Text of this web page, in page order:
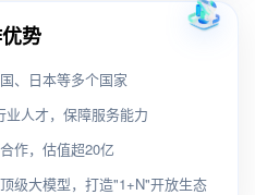
势
、日本等多个国家
人才，保障服务能力
作，估值超20亿
级大模型，打造"1+N"开放生态